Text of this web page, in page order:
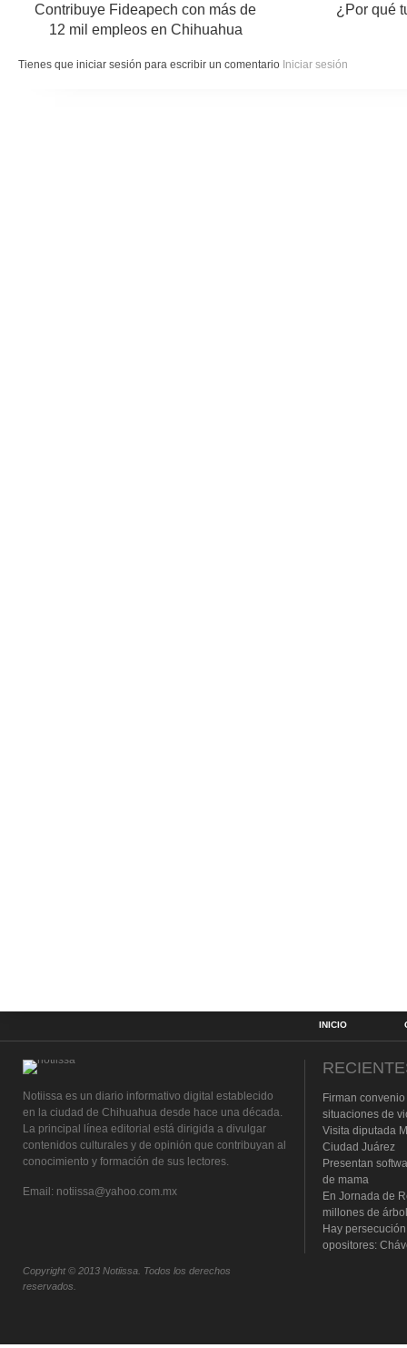
Contribuye Fideapech con más de
12 mil empleos en Chihuahua
¿Por qué
Tienes que iniciar sesión para escribir un comentario Iniciar sesión
INICIO
Notiissa es un diario informativo digital establecido
en la ciudad de Chihuahua desde hace una década.
La principal línea editorial está dirigida a divulgar
contenidos culturales y de opinión que contribuyan al
conocimiento y formación de sus lectores.
Email: notiissa@yahoo.com.mx
Copyright © 2013 Notiissa. Todos los derechos
reservados.
Firman
situaciones de
Visita diputada
Ciudad Juárez
Presentan
de mama
En Jornada de
millones de
Hay
opositores: